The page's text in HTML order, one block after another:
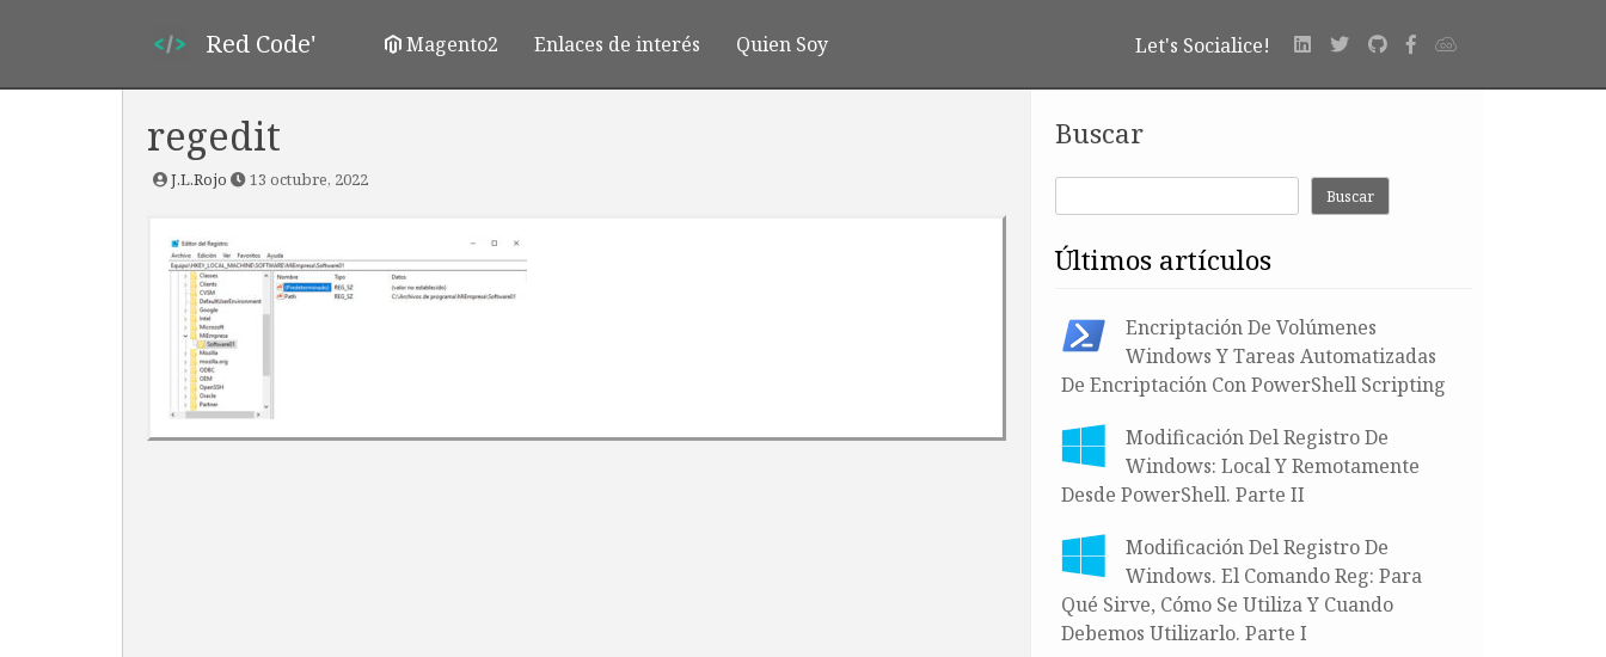
Red Code' Magento2 Enlaces de interés Quien Soy Let's Socialice!
regedit
J.L.Rojo 13 octubre, 2022
Buscar
Buscar
últimos artículos
Encriptación De Volúmenes
Windows Y Tareas Automatizadas
De Encriptación Con PowerShell Scripting
Modificación Del Registro De
Windows: Local Y Remotamente
Desde PowerShell. Parte II
Modificación Del Registro De
Windows. El Comando Reg: Para
Qué Sirve, Cómo Se Utiliza Y Cuando
Debemos Utilizarlo. Parte I